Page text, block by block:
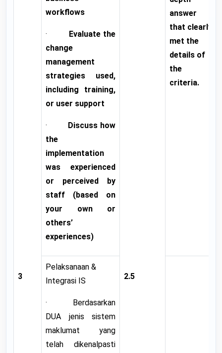
3
workflows
· Evaluate the
change
management
strategies used,
including training,
or user support
· Discuss how
the
implementation
was experienced
or perceived by
staff (based on
your own or
others’
experiences)
2.5
answer
that clearly
met the
details of
the
criteria.
Pelaksanaan &
Integrasi IS
· Berdasarkan
DUA jenis sistem
maklumat yang
telah dikenalpasti